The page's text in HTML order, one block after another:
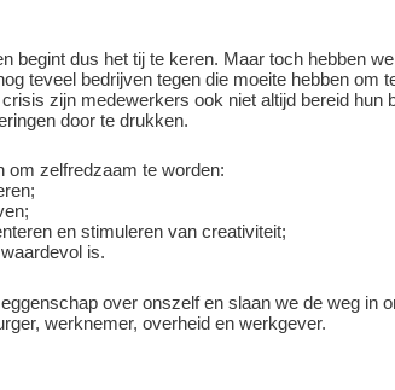
begint dus het tij te keren. Maar toch hebben
teveel bedrijven tegen die moeite hebben om
zijn medewerkers ook niet altijd bereid hun
door te drukken.
om zelfredzaam te worden:
en stimuleren van creativiteit;
is.
over onszelf en slaan we de weg in
werknemer, overheid en werkgever.